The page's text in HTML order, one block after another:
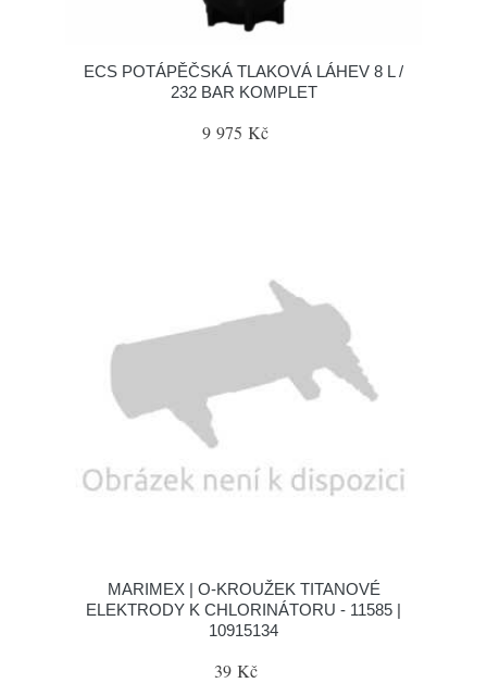
ECS POTÁPĚČSKÁ TLAKOVÁ LÁHEV 8 L /
232 BAR KOMPLET
9 975 Kč
MARIMEX | O-KROUŽEK TITANOVÉ
ELEKTRODY K CHLORINÁTORU - 11585 |
10915134
39 Kč